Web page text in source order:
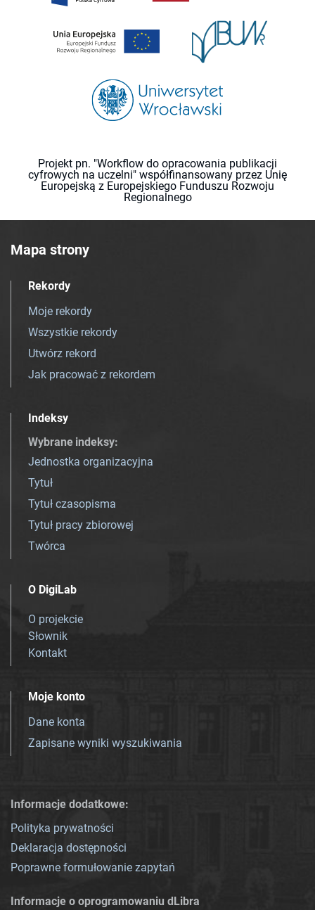
Projekt pn. "Workflow do opracowania publikacji
cyfrowych na uczelni" współfinansowany przez Unię
Europejską z Europejskiego Funduszu Rozwoju
Regionalnego
Mapa strony
Rekordy
Moje rekordy
Wszystkie rekordy
Utwórz rekord
Jak pracować z rekordem
Indeksy
Wybrane indeksy:
Jednostka organizacyjna
Tytuł
Tytuł czasopisma
Tytuł pracy zbiorowej
Twórca
O DigiLab
O projekcie
Słownik
Kontakt
Moje konto
Dane konta
Zapisane wyniki wyszukiwania
Informacje dodatkowe:
Polityka prywatności
Deklaracja dostępności
Poprawne formułowanie zapytań
Informacje o oprogramowaniu dLibra